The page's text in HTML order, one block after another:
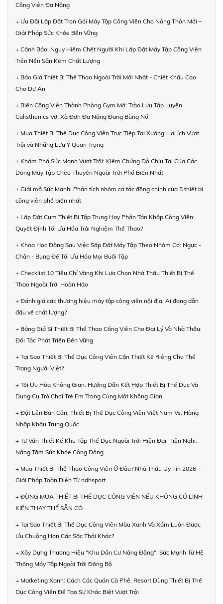
Công Viên Đa Năng
+ Ưu Đãi Lắp Đặt Trọn Gói Máy Tập Công Viên Cho Nông Thôn Mới –
Giải Pháp Sức Khỏe Bền Vững
+ Cảnh Báo: Nguy Hiểm Chết Người Khi Lắp Đặt Máy Tập Công Viên
Trên Nền Sân Kém Chất Lượng
+ Báo Giá Thiết Bị Thể Thao Ngoài Trời Mới Nhất - Chiết Khấu Cao
Cho Dự Án
+ Biến Công Viên Thành Phòng Gym Mở: Trào Lưu Tập Luyện
Calisthenics Với Xà Đơn Đa Năng Đang Bùng Nổ
+ Mua Thiết Bị Thể Dục Công Viên Trực Tiếp Tại Xưởng: Lợi Ích Vượt
Trội và Những Lưu Ý Quan Trọng
+ Khám Phá Sức Mạnh Vượt Trội: Kiểm Chứng Độ Chịu Tải Của Các
Dòng Máy Tập Chèo Thuyền Ngoài Trời Phổ Biến Nhất
+ Giải mã Sức Mạnh: Phân tích nhóm cơ tác động chính của 5 thiết bị
công viên phổ biến nhất
+ Lắp Đặt Cụm Thiết Bị Tập Trung Hay Phân Tán Khắp Công Viên:
Quyết Định Tối Ưu Hóa Trải Nghiệm Thể Thao?
+ Khoa Học Đằng Sau Việc Sắp Đặt Máy Tập Theo Nhóm Cơ: Ngực -
Chân - Bụng Để Tối Ưu Hóa Mọi Buổi Tập
+ Checklist 10 Tiêu Chí Vàng Khi Lựa Chọn Nhà Thầu Thiết Bị Thể
Thao Ngoài Trời Hoàn Hảo
+ Đánh giá các thương hiệu máy tập công viên nội địa: Ai đang dẫn
đầu về chất lượng?
+ Bảng Giá Sỉ Thiết Bị Thể Thao Công Viên Cho Đại Lý Và Nhà Thầu:
Đối Tác Phát Triển Bền Vững
+ Tại Sao Thiết Bị Thể Dục Công Viên Cần Thiết Kế Riêng Cho Thể
Trạng Người Việt?
+ Tối Ưu Hóa Không Gian: Hướng Dẫn Kết Hợp Thiết Bị Thể Dục Và
Dụng Cụ Trò Chơi Trẻ Em Trong Cùng Một Không Gian
+ Đặt Lên Bàn Cân: Thiết Bị Thể Dục Công Viên Việt Nam Vs. Hàng
Nhập Khẩu Trung Quốc
+ Tư Vấn Thiết Kế Khu Tập Thể Dục Ngoài Trời Hiện Đại, Tiện Nghi:
Nâng Tầm Sức Khỏe Cộng Đồng
+ Mua Thiết Bị Thể Thao Công Viên Ở Đâu? Nhà Thầu Uy Tín 2026 –
Giải Pháp Toàn Diện Từ ndhsport
+ ĐỪNG MUA THIẾT BỊ THỂ DỤC CÔNG VIÊN NẾU KHÔNG CÓ LINH
KIỆN THAY THẾ SẴN CÓ
+ Tại Sao Thiết Bị Thể Dục Công Viên Màu Xanh Và Xám Luôn Được
Ưu Chuộng Hơn Các Sắc Thái Khác?
+ Xây Dựng Thương Hiệu "Khu Dân Cư Năng Động": Sức Mạnh Từ Hệ
Thống Máy Tập Ngoài Trời Đồng Bộ
+ Marketing Xanh: Cách Các Quán Cà Phê, Resort Dùng Thiết Bị Thể
Dục Công Viên Để Tạo Sự Khác Biệt Vượt Trội